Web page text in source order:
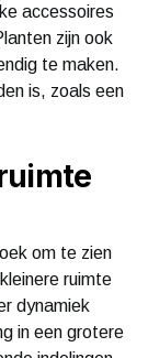
accessoires
zijn ook
te maken.
is, zoals een
om te zien
ruimte
dynamiek
in een grotere